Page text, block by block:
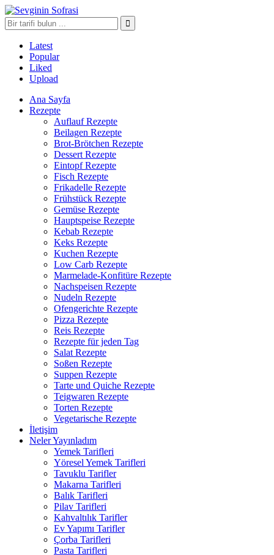
Latest
Popular
Liked
Upload
Ana Sayfa
Rezepte
Auflauf Rezepte
Beilagen Rezepte
Brot-Brötchen Rezepte
Dessert Rezepte
Eintopf Rezepte
Fisch Rezepte
Frikadelle Rezepte
Frühstück Rezepte
Gemüse Rezepte
Hauptspeise Rezepte
Kebab Rezepte
Keks Rezepte
Kuchen Rezepte
Low Carb Rezepte
Marmelade-Konfitüre Rezepte
Nachspeisen Rezepte
Nudeln Rezepte
Ofengerichte Rezepte
Pizza Rezepte
Reis Rezepte
Rezepte für jeden Tag
Salat Rezepte
Soßen Rezepte
Suppen Rezepte
Tarte und Quiche Rezepte
Teigwaren Rezepte
Torten Rezepte
Vegetarische Rezepte
İletişim
Neler Yayınladım
Yemek Tarifleri
Yöresel Yemek Tarifleri
Tavuklu Tarifler
Makarna Tarifleri
Balık Tarifleri
Pilav Tarifleri
Kahvaltılık Tarifler
Ev Yapımı Tarifler
Çorba Tarifleri
Pasta Tarifleri